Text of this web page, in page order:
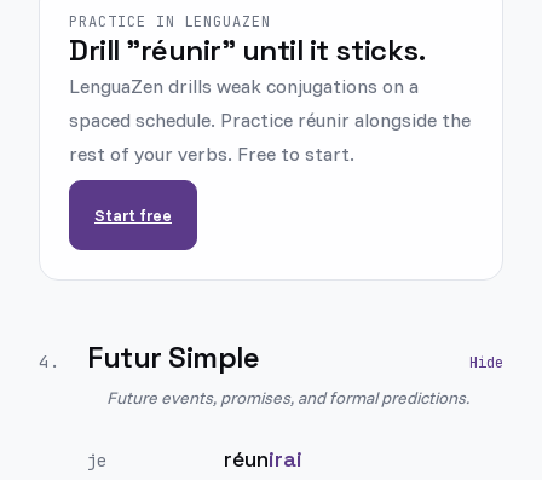
PRACTICE IN LENGUAZEN
Drill "réunir" until it sticks.
LenguaZen drills weak conjugations on a
spaced schedule. Practice réunir alongside the
rest of your verbs. Free to start.
Start free
4 . Futur Simple
Future events, promises, and formal predictions.
je réunirai